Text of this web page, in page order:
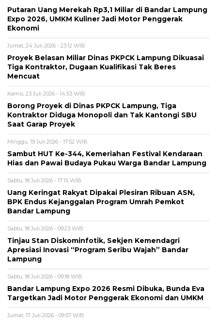
Putaran Uang Merekah Rp3,1 Miliar di Bandar Lampung
Expo 2026, UMKM Kuliner Jadi Motor Penggerak
Ekonomi
Jumat, 24 Juli 2026 - 23:12 WIB
Proyek Belasan Miliar Dinas PKPCK Lampung Dikuasai
Tiga Kontraktor, Dugaan Kualifikasi Tak Beres
Mencuat
Kamis, 23 Juli 2026 - 14:53 WIB
Borong Proyek di Dinas PKPCK Lampung, Tiga
Kontraktor Diduga Monopoli dan Tak Kantongi SBU
Saat Garap Proyek
Minggu, 19 Juli 2026 - 17:52 WIB
Sambut HUT Ke-344, Kemeriahan Festival Kendaraan
Hias dan Pawai Budaya Pukau Warga Bandar Lampung
Sabtu, 18 Juli 2026 - 17:15 WIB
Uang Keringat Rakyat Dipakai Plesiran Ribuan ASN,
BPK Endus Kejanggalan Program Umrah Pemkot
Bandar Lampung
Sabtu, 18 Juli 2026 - 09:23 WIB
Tinjau Stan Diskominfotik, Sekjen Kemendagri
Apresiasi Inovasi “Program Seribu Wajah” Bandar
Lampung
Sabtu, 18 Juli 2026 - 09:18 WIB
Bandar Lampung Expo 2026 Resmi Dibuka, Bunda Eva
Targetkan Jadi Motor Penggerak Ekonomi dan UMKM
Jumat, 17 Juli 2026 - 09:57 WIB